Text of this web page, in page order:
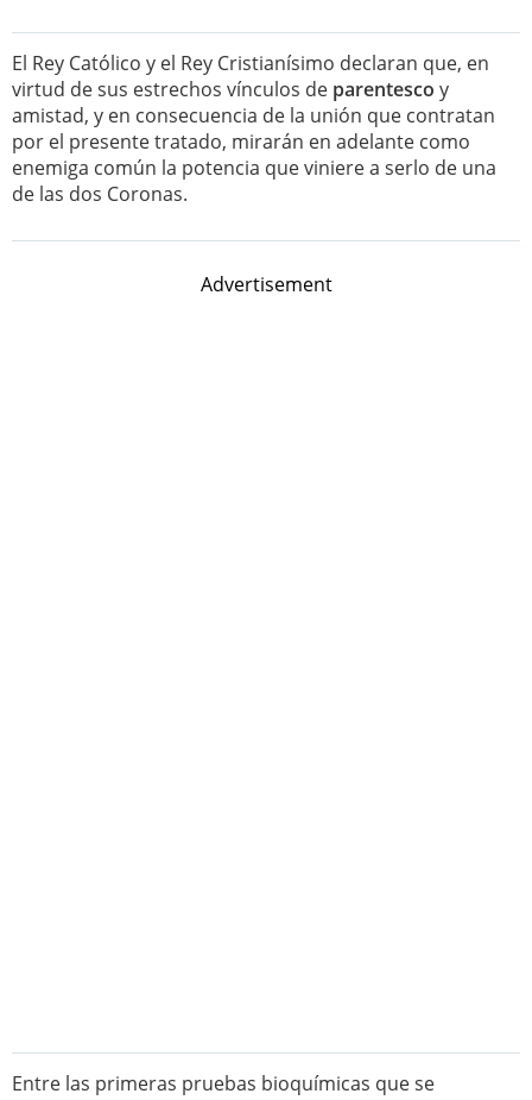
El Rey Católico y el Rey Cristianísimo declaran que, en
virtud de sus estrechos vínculos de parentesco y
amistad, y en consecuencia de la unión que contratan
por el presente tratado, mirarán en adelante como
enemiga común la potencia que viniere a serlo de una
de las dos Coronas.
Advertisement
Entre las primeras pruebas bioquímicas que se